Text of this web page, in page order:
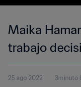
Maika
trabajo
gane"
25 ago 2022 3minuto